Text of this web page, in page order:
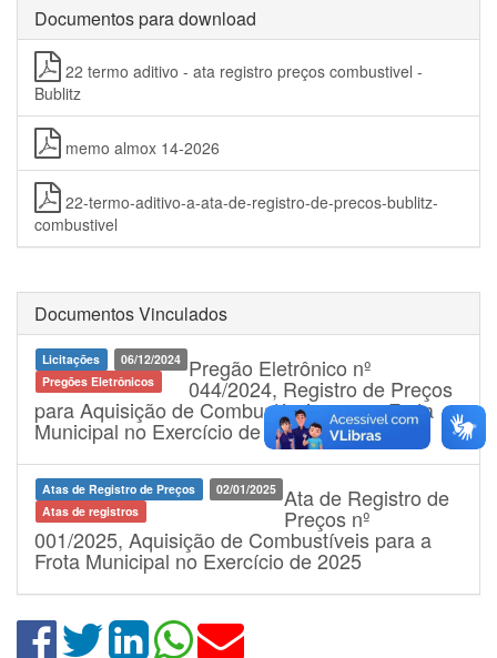
Documentos para download
22 termo aditivo - ata registro preços combustivel -
Bublitz
memo almox 14-2026
22-termo-aditivo-a-ata-de-registro-de-precos-bublitz-
combustivel
Documentos Vinculados
Licitações
06/12/2024
Pregões Eletrônicos
Pregão Eletrônico nº
044/2024, Registro de Preços
para Aquisição de Combustíveis para a Frota
Municipal no Exercício de 2025
Atas de Registro de Preços
02/01/2025
Atas de registros
Ata de Registro de
Preços nº
001/2025, Aquisição de Combustíveis para a
Frota Municipal no Exercício de 2025